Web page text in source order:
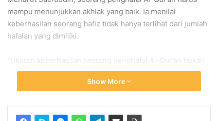
mampu menunjukkan akhlak yang baik. Ia menilai
keberhasilan seorang hafiz tidak hanya terlihat dari jumlah
hafalan yang dimiliki.
“Ukuran keberhasilan seorang penghafal Al-Qur’an bukan
hanya jumlah hafalannya. Nilai-nilai Al-Qur’an harus terlihat
dalam perilaku sehari-hari,” katanya.
Wisuda Menjadi Awal Tanggung
Show More